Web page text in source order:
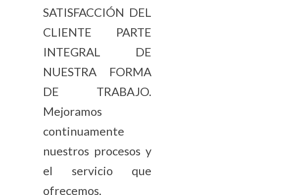
SATISFACCIÓN DEL
CLIENTE PARTE
INTEGRAL DE
NUESTRA FORMA
DE TRABAJO.
Mejoramos
continuamente
nuestros procesos y
el servicio que
ofrecemos,